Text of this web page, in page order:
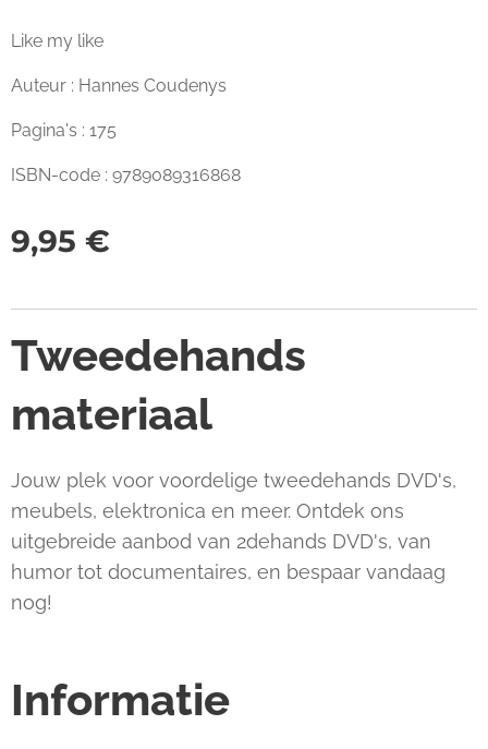
Like my like
Auteur : Hannes Coudenys
Pagina's : 175
ISBN-code : 9789089316868
9,95 €
Tweedehands
materiaal
Jouw plek voor voordelige tweedehands DVD's,
meubels, elektronica en meer. Ontdek ons
uitgebreide aanbod van 2dehands DVD's, van
humor tot documentaires, en bespaar vandaag
nog!
Informatie